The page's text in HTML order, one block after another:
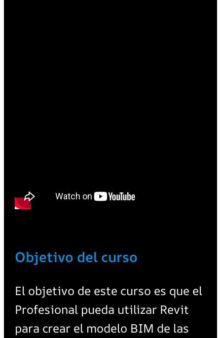
Objetivo del curso
El objetivo de este curso es que el
Profesional pueda utilizar Revit
para crear el modelo BIM de las